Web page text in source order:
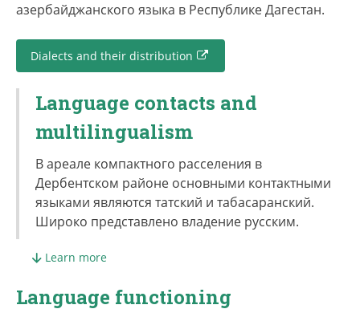
азербайджанского языка в Республике Дагестан.
Dialects and their distribution
Language contacts and
multilingualism
В ареале компактного расселения в
Дербентском районе основными контактными
языками являются татский и табасаранский.
Широко представлено владение русским.
Learn more
Language functioning